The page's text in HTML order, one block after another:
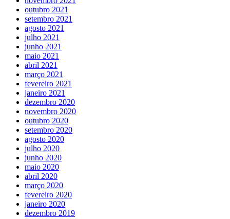
outubro 2021
setembro 2021
agosto 2021
julho 2021
junho 2021
maio 2021
abril 2021
março 2021
fevereiro 2021
janeiro 2021
dezembro 2020
novembro 2020
outubro 2020
setembro 2020
agosto 2020
julho 2020
junho 2020
maio 2020
abril 2020
março 2020
fevereiro 2020
janeiro 2020
dezembro 2019